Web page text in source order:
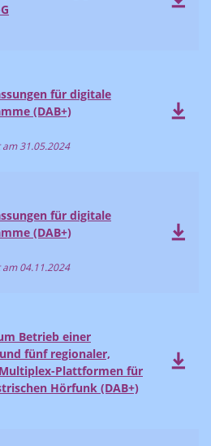
für digitale
(DAB+)
31.05.2024
für digitale
(DAB+)
04.11.2024
Betrieb einer
fünf regionaler,
Plattformen für
Hörfunk (DAB+)